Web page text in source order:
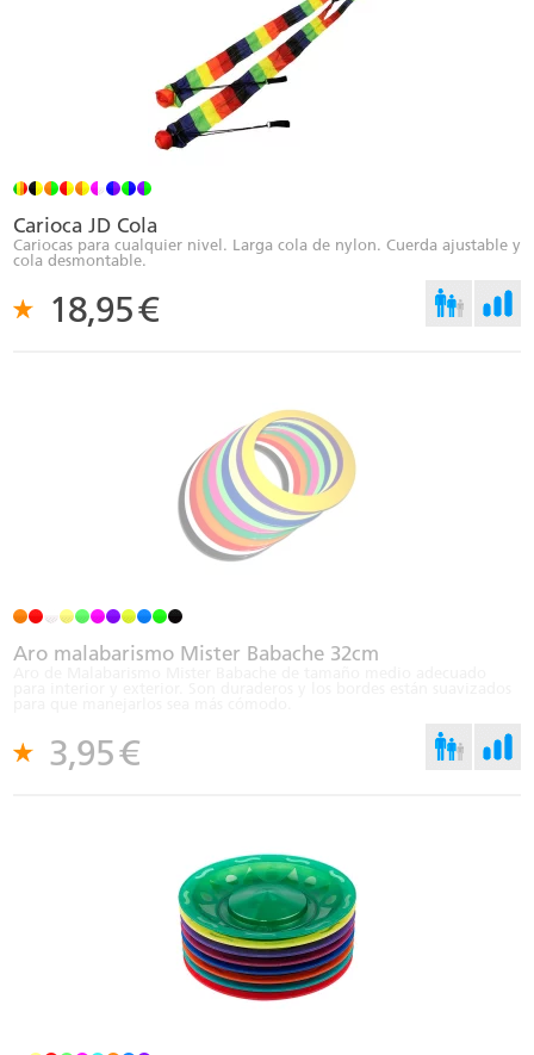
Carioca JD Cola
Cariocas para cualquier nivel. Larga cola de nylon. Cuerda ajustable y
cola desmontable.
18,95€
Aro malabarismo Mister Babache 32cm
3,95€